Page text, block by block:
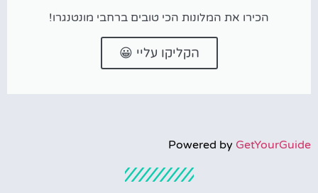
הכירו את המלונות הכי טובים ברחבי מונטנגרו!
הקליקו עליי 😀
Powered by GetYourGuide